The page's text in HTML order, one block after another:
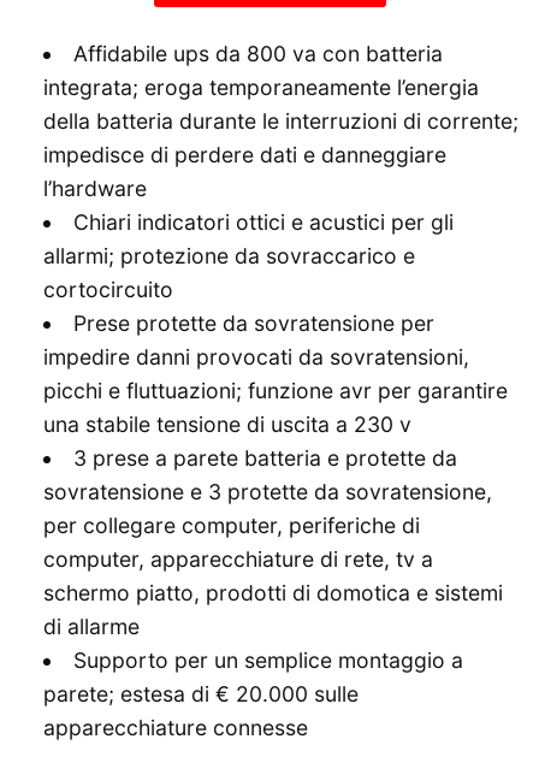
Affidabile ups da 800 va con batteria
integrata; eroga temporaneamente l’energia
della batteria durante le interruzioni di corrente;
impedisce di perdere dati e danneggiare
l’hardware
Chiari indicatori ottici e acustici per gli
allarmi; protezione da sovraccarico e
cortocircuito
Prese protette da sovratensione per
impedire danni provocati da sovratensioni,
picchi e fluttuazioni; funzione avr per garantire
una stabile tensione di uscita a 230 v
3 prese a parete batteria e protette da
sovratensione e 3 protette da sovratensione,
per collegare computer, periferiche di
computer, apparecchiature di rete, tv a
schermo piatto, prodotti di domotica e sistemi
di allarme
Supporto per un semplice montaggio a
parete; estesa di € 20.000 sulle
apparecchiature connesse